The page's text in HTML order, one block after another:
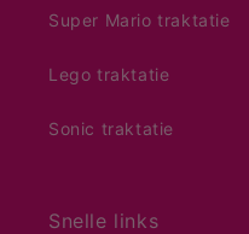
Super Mario traktatie
Lego traktatie
Sonic traktatie
Snelle links